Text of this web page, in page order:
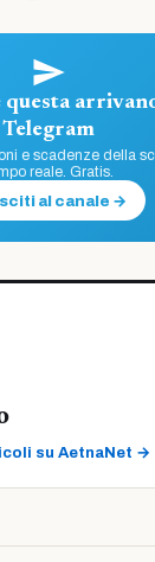
questa
Telegram
e scadenze della
reale. Gratis.
al canale →
su AetnaNet →